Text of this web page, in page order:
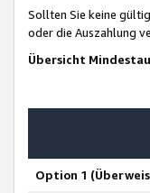
Sollten Sie keine
oder die Auszahlung
Übersicht
Option 1